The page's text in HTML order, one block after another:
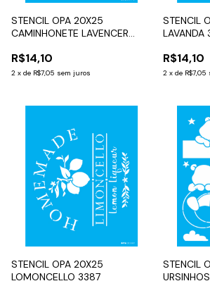
STENCIL OPA 20X25
CAMINHONETE LAVENCER
R$14,10
2 x de R$7,05 sem juros
STENCIL
LAVANDA
R$14,10
2 x de R$7,05
STENCIL OPA 20X25
LOMONCELLO 3387
STENCIL